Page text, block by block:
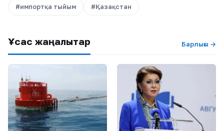
#импортқа тыйым #Қазақстан
Ұқсас жаңалықтар Барлығы →